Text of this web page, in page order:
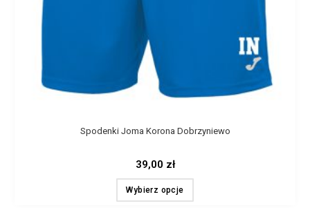
Spodenki Joma Korona Dobrzyniewo
39,00 zł
Wybierz opcje